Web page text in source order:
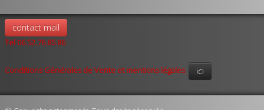
contact mail
Tel 06.52.76.85.86
Conditions Générales de Vente et mentions légales ici